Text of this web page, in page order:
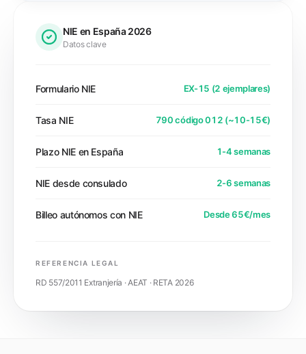
NIE en España 2026
Datos clave
Formulario NIE EX-15 (2 ejemplares)
Tasa NIE 790 código 012 (~10-15€)
Plazo NIE en España 1-4 semanas
NIE desde consulado 2-6 semanas
Billeo autónomos con NIE Desde 65€/mes
REFERENCIA LEGAL
RD 557/2011 Extranjería · AEAT · RETA 2026